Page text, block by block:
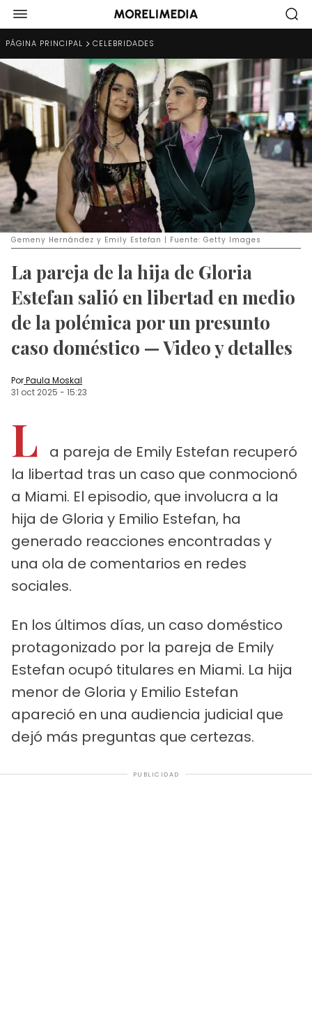
PÁGINA PRINCIPAL CELEBRIDADES
Gemeny Hernández y Emily Estefan | Fuente: Getty Images
La pareja de la hija de Gloria
Estefan salió en libertad en medio
de la polémica por un presunto
caso doméstico — Video y detalles
PorPaula Moskal
31 oct 2025 - 15:23
L
a pareja de Emily Estefan recuperó
la libertad tras un caso que conmocionó
a Miami. El episodio, que involucra a la
hija de Gloria y Emilio Estefan, ha
generado reacciones encontradas y
una ola de comentarios en redes
sociales.
En los últimos días, un caso doméstico
protagonizado por la pareja de Emily
Estefan ocupó titulares en Miami. La hija
menor de Gloria y Emilio Estefan
apareció en una audiencia judicial que
dejó más preguntas que certezas.
PUBLICIDAD